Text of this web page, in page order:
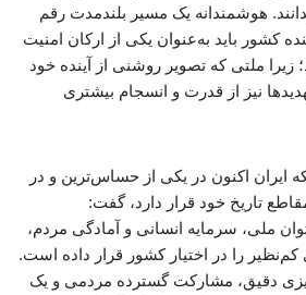
هوشمندانه یک مسیر بلندمدت رقم
کشور باید به‌عنوان یکی از ارکان امنیت
زیرا ملتی که تصویر روشنی از آینده خود
نیز از قدرت و انسجام بیشتری
ایران اکنون در یکی از حساس‌ترین و در
تاریخ خود قرار دارد، گفت:
ملی، سرمایه انسانی و آمادگی مردم،
را در اختیار کشور قرار داده است.
دقیق، مشارکت گسترده مردمی و یک